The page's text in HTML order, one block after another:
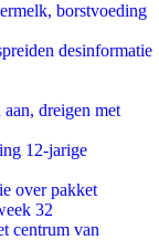
borstvoeding
desinformatie
dreigen met
12-jarige
over pakket
32
centrum van